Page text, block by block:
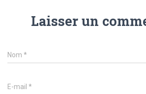
Laisser un
Nom *
E-mail *